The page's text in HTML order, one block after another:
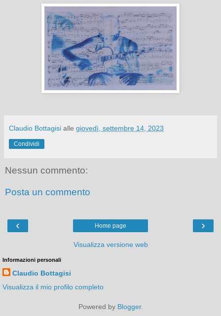
Claudio Bottagisi alle giovedì, settembre 14, 2023
Condividi
Nessun commento:
Posta un commento
‹ ›
Home page
Visualizza versione web
Informazioni personali
Claudio Bottagisi
Visualizza il mio profilo completo
Powered by Blogger.